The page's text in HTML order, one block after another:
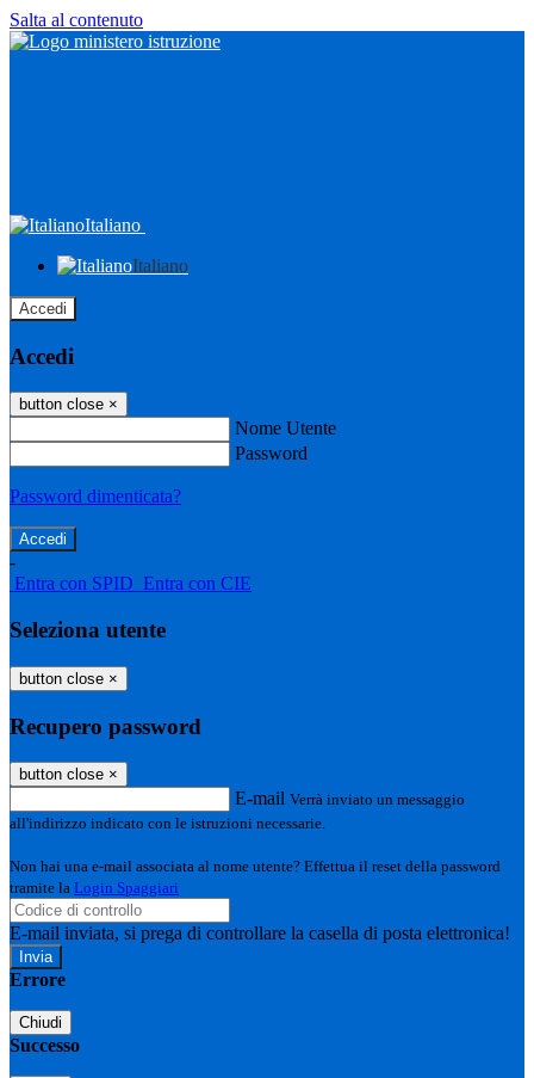
Salta al contenuto
Italiano
Italiano
Accedi
Accedi
button close ×
Nome Utente
Password
Password dimenticata?
-
Entra con SPID Entra con CIE
Seleziona utente
button close ×
Recupero password
button close ×
E-mail Verrà inviato un messaggio
all'indirizzo indicato con le istruzioni necessarie.
Non hai una e-mail associata al nome utente? Effettua il reset della password
tramite la Login Spaggiari
E-mail inviata, si prega di controllare la casella di posta elettronica!
Errore
Chiudi
Successo